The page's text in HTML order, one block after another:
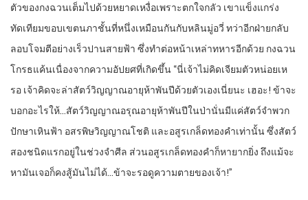
ตัวของกงฉวนเต็มไปด้วยหยาดเหงื่อเพราะตกใจกลัว เขาแข็งแกร่ง
ทัดเทียมขอบเขตนภาชั้นที่หนึ่งเหมือนกันกับหลินมู่อวี่ ทว่าอีกฝ่ายกลับ
ลอบโจมตีอย่างเร็วปานสายฟ้า ซึ่งทำต่อหน้าเหล่าทหารอีกด้วย กงฉวน
โกรธแค้นเนื่องจากความอัปยศที่เกิดขึ้น “นี่เจ้าไม่คิดเจียมตัวหน่อยเห
รอ เจ้าคิดจะล่าสัตว์วิญญาณอายุห้าพันปีด้วยตัวเองเนี่ยนะ เฮอะ! ข้าจะ
บอกอะไรให้…สัตว์วิญญาณอรุณอายุห้าพันปีในป่านั่นมีแค่สัตว์จำพวก
ปักษาเหินฟ้า อสรพิษวิญญาณโชติ และอสูรเกล็ดทองคำเท่านั้น ซึ่งสัตว์
สองชนิดแรกอยู่ในช่วงจำศีล ส่วนอสูรเกล็ดทองคำก็หายากยิ่ง ถึงแม้จะ
หามันเจอก็คงสู้มันไม่ได้…ข้าจะรอดูความตายของเจ้า!”